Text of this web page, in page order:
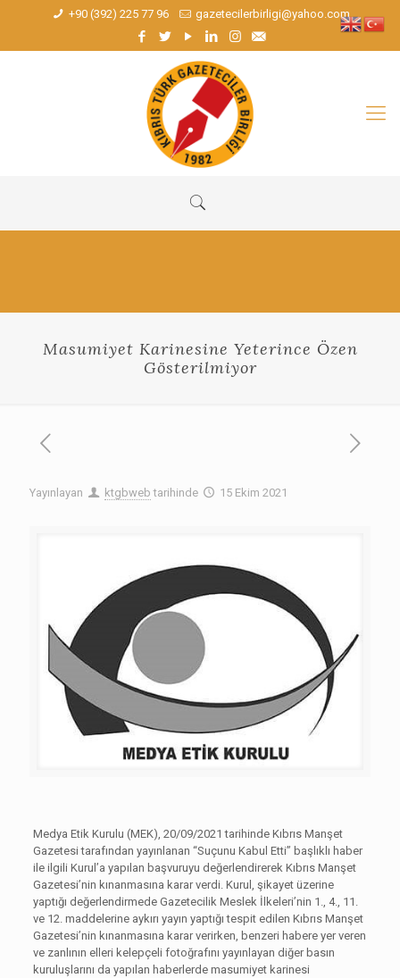
+90 (392) 225 77 96 gazetecilerbirligi@yahoo.com
Masumiyet Karinesine Yeterince Özen
Gösterilmiyor
Yayınlayan ktgbweb tarihinde 15 Ekim 2021
Medya Etik Kurulu (MEK), 20/09/2021 tarihinde Kıbrıs Manşet
Gazetesi tarafından yayınlanan “Suçunu Kabul Etti” başlıklı haber
ile ilgili Kurul’a yapılan başvuruyu değerlendirerek Kıbrıs Manşet
Gazetesi’nin kınanmasına karar verdi. Kurul, şikayet üzerine
yaptığı değerlendirmede Gazetecilik Meslek İlkeleri’nin 1., 4., 11.
ve 12. maddelerine aykırı yayın yaptığı tespit edilen Kıbrıs Manşet
Gazetesi’nin kınanmasına karar verirken, benzeri habere yer veren
ve zanlının elleri kelepçeli fotoğrafını yayınlayan diğer basın
kuruluşlarını da yapılan haberlerde masumiyet karinesi